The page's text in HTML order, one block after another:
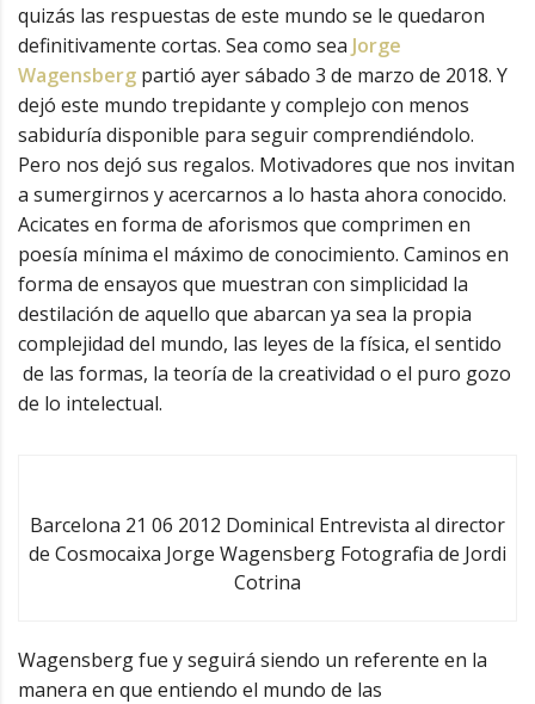
quizás las respuestas de este mundo se le quedaron
definitivamente cortas. Sea como sea Jorge
Wagensberg partió ayer sábado 3 de marzo de 2018. Y
dejó este mundo trepidante y complejo con menos
sabiduría disponible para seguir comprendiéndolo.
Pero nos dejó sus regalos. Motivadores que nos invitan
a sumergirnos y acercarnos a lo hasta ahora conocido.
Acicates en forma de aforismos que comprimen en
poesía mínima el máximo de conocimiento. Caminos en
forma de ensayos que muestran con simplicidad la
destilación de aquello que abarcan ya sea la propia
complejidad del mundo, las leyes de la física, el sentido
de las formas, la teoría de la creatividad o el puro gozo
de lo intelectual.
Barcelona 21 06 2012 Dominical Entrevista al director
de Cosmocaixa Jorge Wagensberg Fotografia de Jordi
Cotrina
Wagensberg fue y seguirá siendo un referente en la
manera en que entiendo el mundo de las